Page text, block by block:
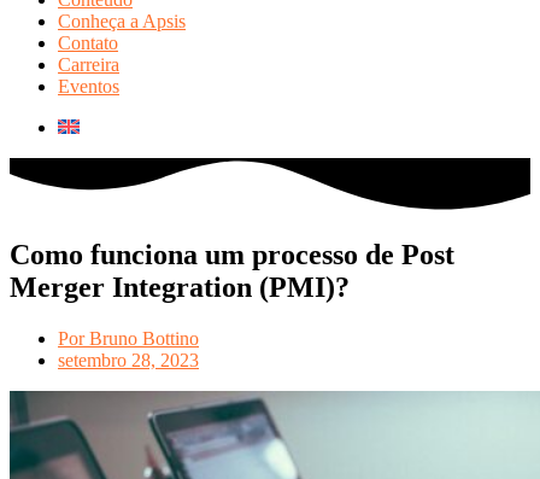
Conheça a Apsis
Contato
Carreira
Eventos
Como funciona um processo de Post
Merger Integration (PMI)?
PorBruno Bottino
setembro 28, 2023